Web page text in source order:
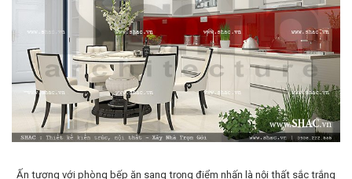
Ấn tượng với phòng bếp ăn sang trọng điểm nhấn là nội thất sắc trắng